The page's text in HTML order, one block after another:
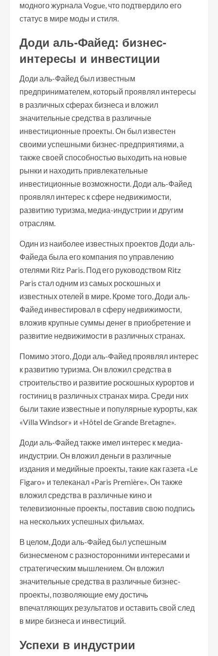
модного журнала Vogue, что подтвердило его
статус в мире моды и стиля.
Доди аль-Файед: бизнес-
интересы и инвестиции
Доди аль-Файед был известным
предпринимателем, который проявлял интересы
в различных сферах бизнеса и вложил
значительные средства в различные
инвестиционные проекты. Он был известен
своими успешными бизнес-предприятиями, а
также своей способностью выходить на новые
рынки и находить привлекательные
инвестиционные возможности. Доди аль-Файед
проявлял интерес к сфере недвижимости,
развитию туризма, медиа-индустрии и другим
отраслям.
Один из наиболее известных проектов Доди аль-
Файеда была его компания по управлению
отелями Ritz Paris. Под его руководством Ritz
Paris стал одним из самых роскошных и
известных отелей в мире. Кроме того, Доди аль-
Файед инвестировал в сферу недвижимости,
вложив крупные суммы денег в приобретение и
развитие недвижимости в различных странах.
Помимо этого, Доди аль-Файед проявлял интерес
к развитию туризма. Он вложил средства в
строительство и развитие роскошных курортов и
гостиниц в различных странах мира. Среди них
были такие известные и популярные курорты, как
«Villa Windsor» и «Hôtel de Grande Bretagne».
Доди аль-Файед также имел интерес к медиа-
индустрии. Он вложил деньги в различные
издания и медийные проекты, такие как газета «Le
Figaro» и телеканал «Paris Première». Он также
вложил средства в различные кино и
телевизионные проекты, поставив свою подпись
на нескольких успешных фильмах.
В целом, Доди аль-Файед был успешным
бизнесменом с разносторонними интересами и
стратегическим мышлением. Он вложил
значительные средства в различные бизнес-
проекты, позволяющие ему достичь
впечатляющих результатов и оставить свой след
в мире бизнеса и инвестиций.
Успехи в индустрии